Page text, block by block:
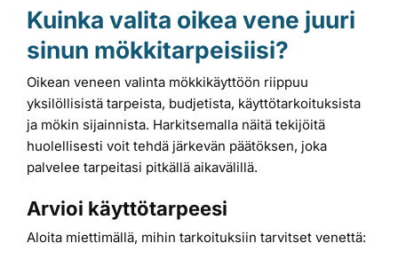
Kuinka valita oikea vene juuri
sinun mökkitarpeisiisi?
Oikean veneen valinta mökkikäyttöön riippuu
yksilöllisistä tarpeista, budjetista, käyttötarkoituksista
ja mökin sijainnista. Harkitsemalla näitä tekijöitä
huolellisesti voit tehdä järkevän päätöksen, joka
palvelee tarpeitasi pitkällä aikavälillä.
Arvioi käyttötarpeesi
Aloita miettimällä, mihin tarkoituksiin tarvitset venettä: